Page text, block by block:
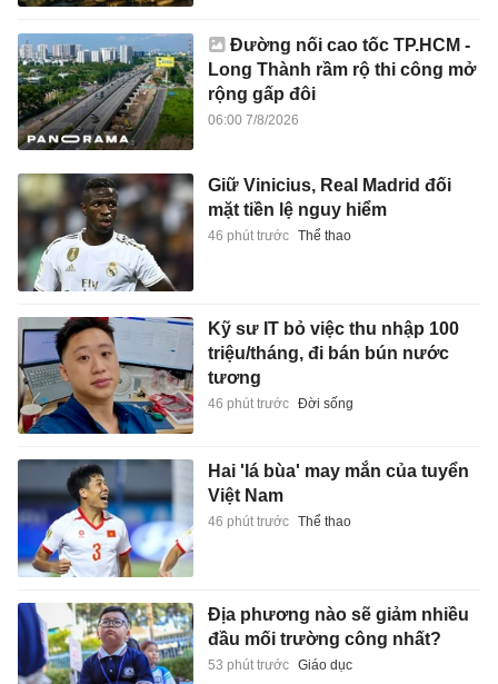
Đường nối cao tốc TP.HCM -
Long Thành rầm rộ thi công mở
rộng gấp đôi
06:00 7/8/2026
Giữ Vinicius, Real Madrid đối
mặt tiền lệ nguy hiểm
46 phút trước Thể thao
Kỹ sư IT bỏ việc thu nhập 100
triệu/tháng, đi bán bún nước
tương
46 phút trước Đời sống
Hai 'lá bùa' may mắn của tuyển
Việt Nam
46 phút trước Thể thao
Địa phương nào sẽ giảm nhiều
đầu mối trường công nhất?
53 phút trước Giáo dục